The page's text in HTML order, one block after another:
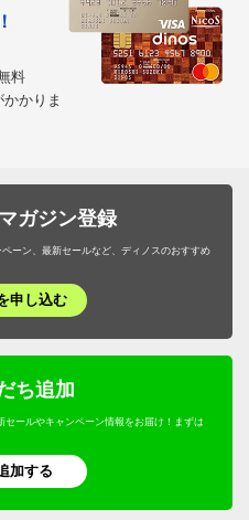
料
かりま
ガジン登録
ーン、最新セールなど、ディノスのおすすめ
申し込む
ち追加
セールやキャンペーン情報をお届け！まずは
加する